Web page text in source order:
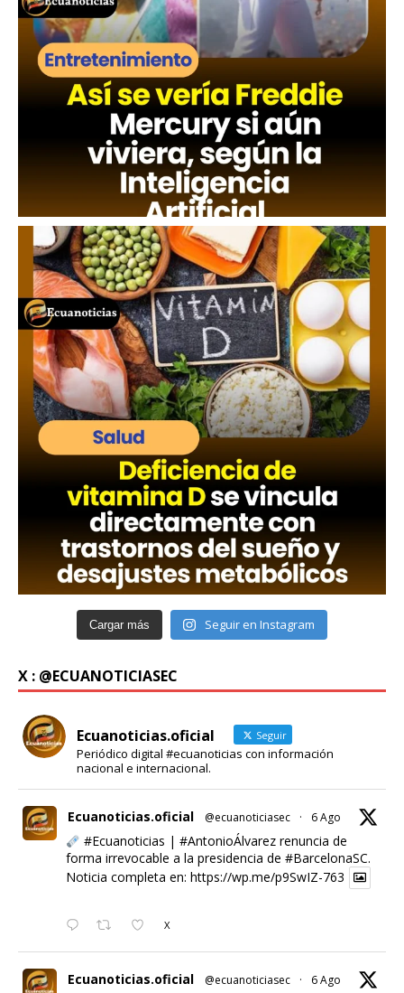
Cargar más Seguir en Instagram
X : @ECUANOTICIASEC
Ecuanoticias.oficial Seguir
Periódico digital #ecuanoticias con información
nacional e internacional.
Ecuanoticias.oficial @ecuanoticiasec · 6 Ago
#Ecuanoticias | #AntonioÁlvarezrenuncia de
forma irrevocable a la presidencia de #BarcelonaSC.
Noticia completa en: https://wp.me/p9SwIZ-763
X
Ecuanoticias.oficial @ecuanoticiasec · 6 Ago